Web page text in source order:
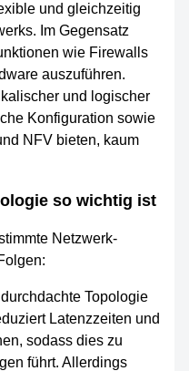
und gleichzeitig
Im Gegensatz
wie Firewalls
auszuführen.
und logischer
Konfiguration sowie
NFV bieten, kaum
so wichtig ist
Netzwerk-
Topologie
Latenzzeiten und
sodass dies zu
führt. Allerdings